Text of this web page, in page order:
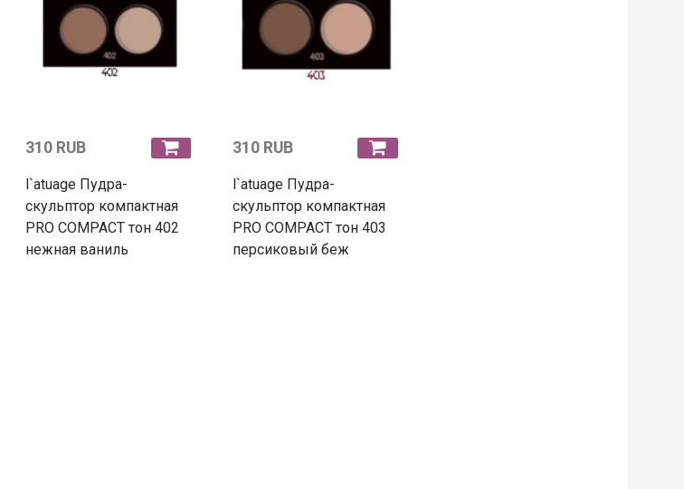
310 RUB
l`atuage Пудра-
скульптор компактная
PRO COMPACT тон 402
нежная ваниль
310 RUB
l`atuage Пудра-
скульптор компактная
PRO COMPACT тон 403
персиковый беж